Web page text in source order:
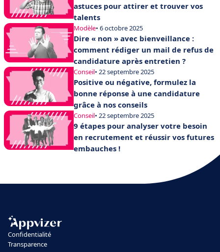
astuces pour attirer et trouver vos
talents
Modèle• 6 octobre 2025
Dire « non » avec bienveillance :
comment rédiger un mail de refus de
candidature après entretien ?
Conseil• 22 septembre 2025
Positive ou négative, formulez la
bonne réponse à une candidature
grâce à nos conseils
Conseil• 22 septembre 2025
9 étapes pour analyser votre besoin
en recrutement et réussir vos futures
embauches !
Confidentialité
Transparence